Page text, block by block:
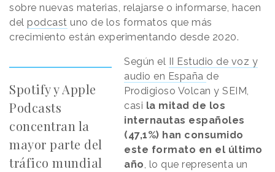
sobre nuevas materias, relajarse o informarse, hacen
del podcast uno de los formatos que más
crecimiento están experimentando desde 2020.
Spotify y Apple
Podcasts
concentran la
mayor parte del
tráfico mundial
Según el
II Estudio de voz y
audio en España de
Prodigioso Volcan y SEIM,
casi la mitad de los
internautas españoles
(47,1%) han consumido
este formato en el último
año, lo que representa un